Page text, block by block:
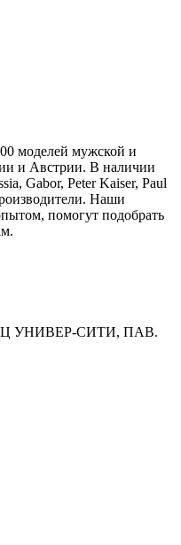
моделей мужской и
и Австрии. В наличии
Gabor, Peter Kaiser, Paul
Наши
помогут подобрать
ТЦ УНИВЕР-СИТИ, ПАВ.